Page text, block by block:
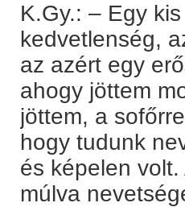
K.Gy.: – Egy
kedvetlenség,
az azért egy
ahogy jöttem
jöttem, a
hogy tudunk
és képelen
múlva